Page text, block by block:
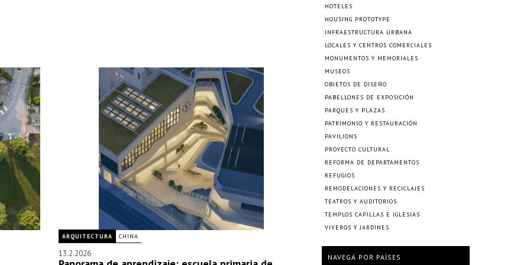
ARQUITECTURA CHINA
13.2.2026
HOTELES
HOUSING PROTOTYPE
INFRAESTRUCTURA URBANA
LOCALES Y CENTROS COMERCIALES
MONUMENTOS Y MEMORIALES
MUSEOS
OBJETOS DE DISEÑO
PABELLONES DE EXPOSICIÓN
PARQUES Y PLAZAS
PATRIMONIO Y RESTAURACIÓN
PAVILIONS
PROYECTO CULTURAL
REFORMA DE DEPARTAMENTOS
REFUGIOS
REMODELACIONES Y RECICLAJES
TEATROS Y AUDITORIOS
TEMPLOS CAPILLAS E IGLESIAS
VIVEROS Y JARDINES
NAVEGÁ POR PAÍSES